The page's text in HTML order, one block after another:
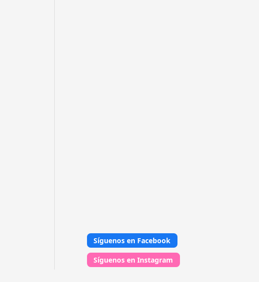
Síguenos en Facebook
Síguenos en Instagram